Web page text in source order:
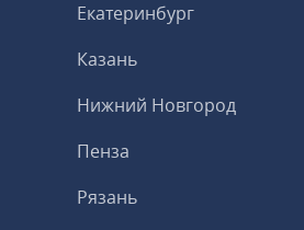
Екатеринбург
Казань
Нижний Новгород
Пенза
Рязань